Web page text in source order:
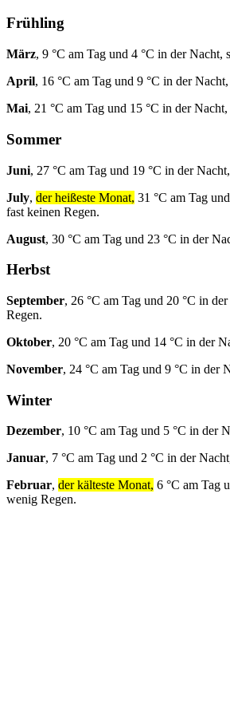
Frühling
März, 9 °C am Tag und 4 °C in der Nacht,
April, 16 °C am Tag und 9 °C in der
Mai, 21 °C am Tag und 15 °C in der Nacht,
Sommer
Juni, 27 °C am Tag und 19 °C in der
July, der heißeste Monat, 31 °C am Tag
fast keinen Regen.
August, 30 °C am Tag und 23 °C in der
Herbst
September, 26 °C am Tag und 20 °C in
Regen.
Oktober, 20 °C am Tag und 14 °C in der
November, 24 °C am Tag und 9 °C in der
Winter
Dezember, 10 °C am Tag und 5 °C in der
Januar, 7 °C am Tag und 2 °C in der
Februar, der kälteste Monat, 6 °C am Tag
wenig Regen.